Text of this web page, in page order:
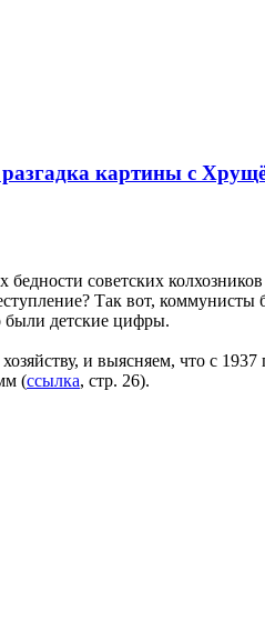
картины с
советских
Так вот,
были детские цифры.
и выясняем, что с 1937
(ссылка, стр. 26).